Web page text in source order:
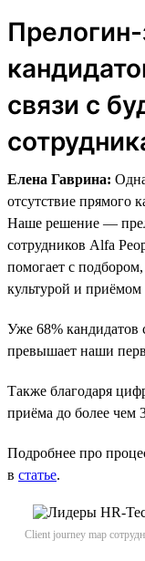
связи с
Елена Гаврина:
отсутствие прямого
Наше решение —
сотрудников Alfa
помогает с
культурой и приёмом
Уже 68% кандидатов
превышает наши
Также благодаря
приёма до более чем
Подробнее про
в статье.
Client journey map